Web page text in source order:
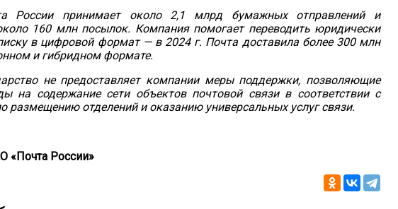
России принимает около 2,1 млрд бумажных отправлений и
160 млн посылок. Компания помогает переводить юридически
в цифровой формат — в 2024 г. Почта доставила более 300 млн
и гибридном формате.
не предоставляет компании меры поддержки, позволяющие
на содержание сети объектов почтовой связи в соответствии с
размещению отделений и оказанию универсальных услуг связи.
«Почта России»